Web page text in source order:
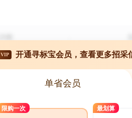
VIP 开通寻标宝会员，查看更多招采
单省会员
限购一次 最划算